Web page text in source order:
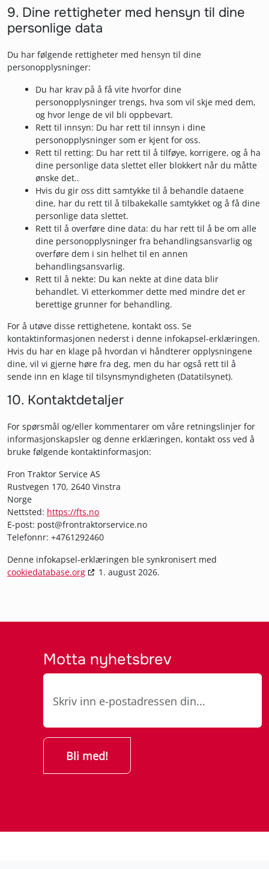
9. Dine rettigheter med hensyn til dine
personlige data
Du har følgende rettigheter med hensyn til dine
personopplysninger:
Du har krav på å få vite hvorfor dine
personopplysninger trengs, hva som vil skje med dem,
og hvor lenge de vil bli oppbevart.
Rett til innsyn: Du har rett til innsyn i dine
personopplysninger som er kjent for oss.
Rett til retting: Du har rett til å tilføye, korrigere, og å ha
dine personlige data slettet eller blokkert når du måtte
ønske det..
Hvis du gir oss ditt samtykke til å behandle dataene
dine, har du rett til å tilbakekalle samtykket og å få dine
personlige data slettet.
Rett til å overføre dine data: du har rett til å be om alle
dine personopplysninger fra behandlingsansvarlig og
overføre dem i sin helhet til en annen
behandlingsansvarlig.
Rett til å nekte: Du kan nekte at dine data blir
behandlet. Vi etterkommer dette med mindre det er
berettige grunner for behandling.
For å utøve disse rettighetene, kontakt oss. Se
kontaktinformasjonen nederst i denne infokapsel-erklæringen.
Hvis du har en klage på hvordan vi håndterer opplysningene
dine, vil vi gjerne høre fra deg, men du har også rett til å
sende inn en klage til tilsynsmyndigheten (Datatilsynet).
10. Kontaktdetaljer
For spørsmål og/eller kommentarer om våre retningslinjer for
informasjonskapsler og denne erklæringen, kontakt oss ved å
bruke følgende kontaktinformasjon:
Fron Traktor Service AS
Rustvegen 170, 2640 Vinstra
Norge
Nettsted: https://fts.no
E-post: post@frontraktorservice.no
Telefonnr: +4761292460
Denne infokapsel-erklæringen ble synkronisert med
cookiedatabase.org
1. august 2026.
Motta nyhetsbrev